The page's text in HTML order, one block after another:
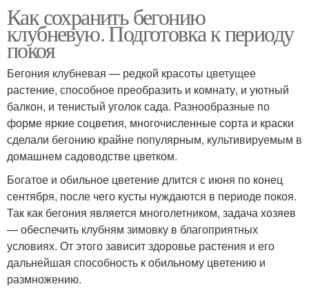
Как сохранить бегонию
клубневую. Подготовка к периоду
покоя
Бегония клубневая — редкой красоты цветущее
растение, способное преобразить и комнату, и уютный
балкон, и тенистый уголок сада. Разнообразные по
форме яркие соцветия, многочисленные сорта и краски
сделали бегонию крайне популярным, культивируемым в
домашнем садоводстве цветком.
Богатое и обильное цветение длится с июня по конец
сентября, после чего кусты нуждаются в периоде покоя.
Так как бегония является многолетником, задача хозяев
— обеспечить клубням зимовку в благоприятных
условиях. От этого зависит здоровье растения и его
дальнейшая способность к обильному цветению и
размножению.